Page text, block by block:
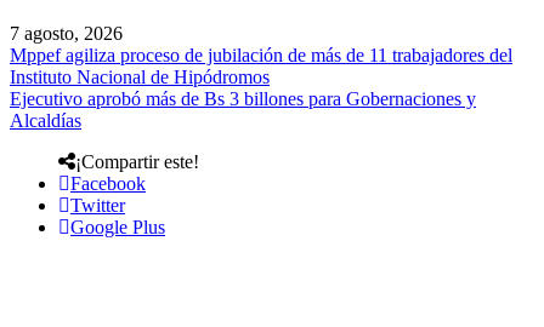
7 agosto, 2026
Mppef agiliza proceso de jubilación de más de 11 trabajadores del
Instituto Nacional de Hipódromos
Ejecutivo aprobó más de Bs 3 billones para Gobernaciones y
Alcaldías
¡Compartir este!
Facebook
Twitter
Google Plus